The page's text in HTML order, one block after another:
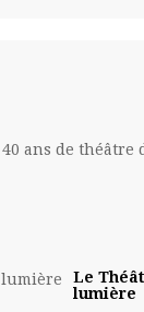
Le
lumière